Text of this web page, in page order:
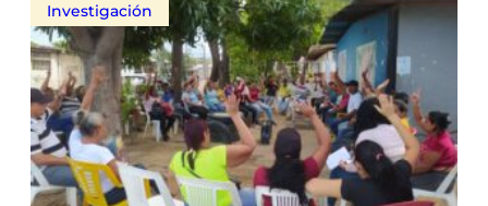
Investigación